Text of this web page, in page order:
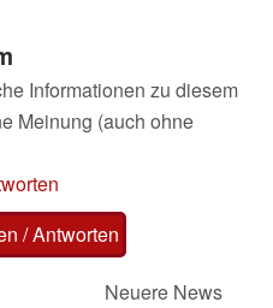
Informationen zu diesem
Meinung (auch ohne
/ Antworten
Neuere News